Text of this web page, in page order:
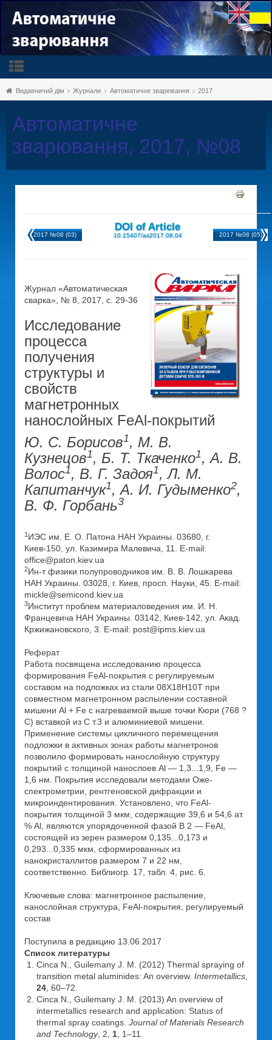
Видавничий дім Журнали Автоматичне зварювання 2017
Автоматичне
зварювання, 2017, №08
2017 №08 (03)
DOI of Article
10.15407/as2017.08.04 2017 №08 (05)
Журнал «Автоматическая
сварка», № 8, 2017, с. 29-36
Исследование
процесса
получения
структуры и
свойств
магнетронных
нанослойных FeAl-покрытий
Ю. С. Борисов1, М. В.
Кузнецов1, Б. Т. Ткаченко1, А. В.
Волос1, В. Г. Задоя1, Л. М.
Капитанчук1, А. И. Гудыменко2,
В. Ф. Горбань3
1 ИЭС им. Е. О. Патона НАН Украины. 03680, г.
Киев-150, ул. Казимира Малевича, 11. E-mail:
office@paton.kiev.ua
2Ин-т физики полупроводников им. В. В. Лошкарева
НАН Украины. 03028, г. Киев, просп. Науки, 45. E-mail:
mickle@semicond.kiev.ua
3Институт проблем материаловедения им. И. Н.
Францевича НАН Украины. 03142, Киев-142, ул. Акад.
Кржижановского, 3. E-mail: post@ipms.kiev.ua
Реферат
Работа посвящена исследованию процесса
формирования FeAl-покрытия с регулируемым
составом на подложках из стали 08Х18Н10Т при
совместном магнетронном распылении составной
мишени Al + Fe с нагреваемой выше точки Кюри (768 ?
С) вставкой из С т.3 и алюминиевой мишени.
Применение системы цикличного перемещения
подложки в активных зонах работы магнетронов
позволило формировать нанослойную структуру
покрытий с толщиной нанослоев Al — 1,3...1,9, Fe —
1,6 нм. Покрытия исследовали методами Оже-
спектрометрии, рентгеновской дифракции и
микроиндентирования. Установлено, что FeAl-
покрытия толщиной 3 мкм, содержащие 39,6 и 54,6 ат.
% Al, являются упорядоченной фазой В 2 — FeAl,
состоящей из зерен размером 0,135...0,173 и
0,293...0,335 мкм, сформированных из
нанокристаллитов размером 7 и 22 нм,
соответственно. Библиогр. 17, табл. 4, рис. 6.
Ключевые слова: магнетронное распыление,
нанослойная структура, FeAl-покрытия, регулируемый
состав
Поступила в редакцию 13.06.2017
Список литературы
Cinca N., Guilemany J. M. (2012) Thermal spraying of
transition metal aluminides: An overview. Intermetallics
24 , 60–72.
Cinca N., Guilemany J. M. (2013) An overview of
intermetallics research and application: Status of
thermal spray coatings. Journal of Materials Research
and Technology, 2, 1 , 1–11.